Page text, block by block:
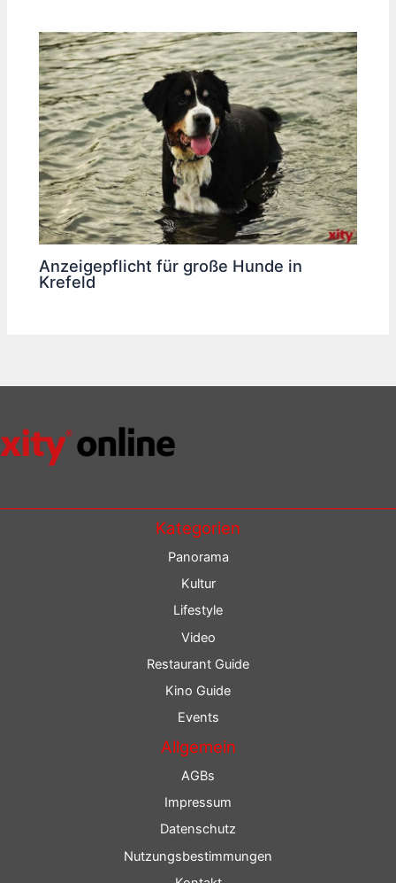
Anzeigepflicht für große Hunde in
Krefeld
Kategorien
Panorama
Kultur
Lifestyle
Video
Restaurant Guide
Kino Guide
Events
Allgemein
AGBs
Impressum
Datenschutz
Nutzungsbestimmungen